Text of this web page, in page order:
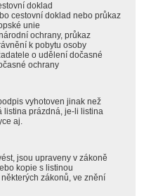
doklad
cestovní doklad nebo průkaz
unie
ochrany, průkaz
k pobytu osoby
o udělení dočasné
ochrany
vyhotoven jinak než
listina prázdná, je-li listina
aj.
jsou upraveny v zákoně
kopie s listinou
zákonů, ve znění